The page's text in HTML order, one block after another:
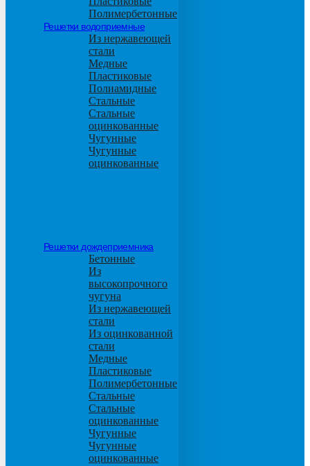
Полимербетонные
Решетки водоприемные
Из нержавеющей
стали
Медные
Пластиковые
Полиамидные
Стальные
Стальные
оцинкованные
Чугунные
Чугунные
оцинкованные
Решетки дождеприемника
Бетонные
Из
высокопрочного
чугуна
Из нержавеющей
стали
Из оцинкованной
стали
Медные
Пластиковые
Полимербетонные
Стальные
Стальные
оцинкованные
Чугунные
Чугунные
оцинкованные